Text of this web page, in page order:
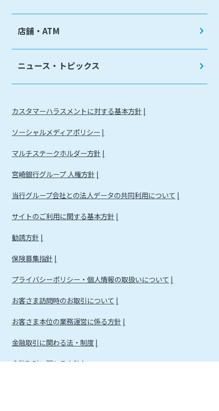
店舗・ATM
ニュース・トピックス
カスタマーハラスメントに対する基本方針
ソーシャルメディアポリシー
マルチステークホルダー方針
宮崎銀行グループ 人権方針
当行グループ会社との法人データの共同利用について
サイトのご利用に関する基本方針
勧誘方針
保険募集指針
プライバシーポリシー・個人情報の取扱いについて
お客さま訪問時のお取引について
お客さま本位の業務運営に係る方針
金融取引に関わる法・制度
金融取引に関わる方針